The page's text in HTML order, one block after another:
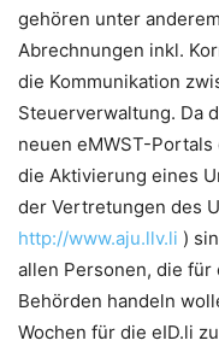
gehören unter
Abrechnungen inkl.
die Kommunikation
Steuerverwaltung. Da
neuen eMWST-Portals
die Aktivierung eines
der Vertretungen des
http://www.aju.llv.li )
allen Personen, die
Behörden handeln
Wochen für die eID.li